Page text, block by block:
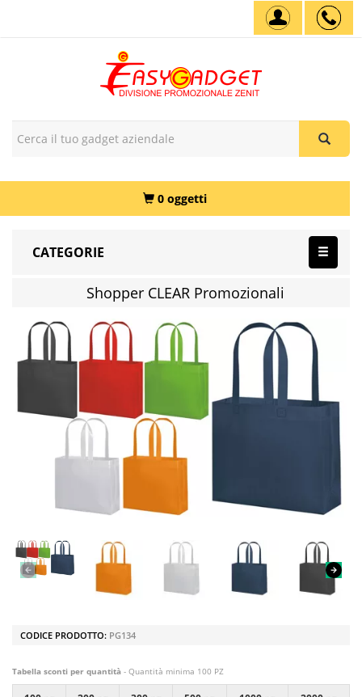
0 oggetti
CATEGORIE
Shopper CLEAR Promozionali
CODICE PRODOTTO: PG134
Tabella sconti per quantità - Quantità minima 100 PZ